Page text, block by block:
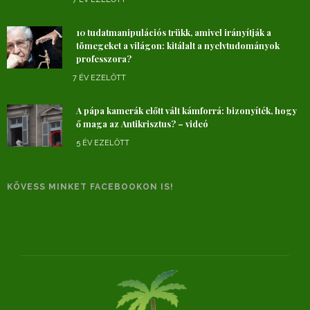
10 tudatmanipulációs trükk, amivel irányítják a
tömegeket a világon: kitálalt a nyelvtudományok
professzora?
7 ÉV EZELŐTT
A pápa kamerák előtt vált kámforrá: bizonyíték, hogy
ő maga az Antikrisztus? – videó
5 ÉV EZELŐTT
KÖVESS MINKET FACEBOOKON IS!